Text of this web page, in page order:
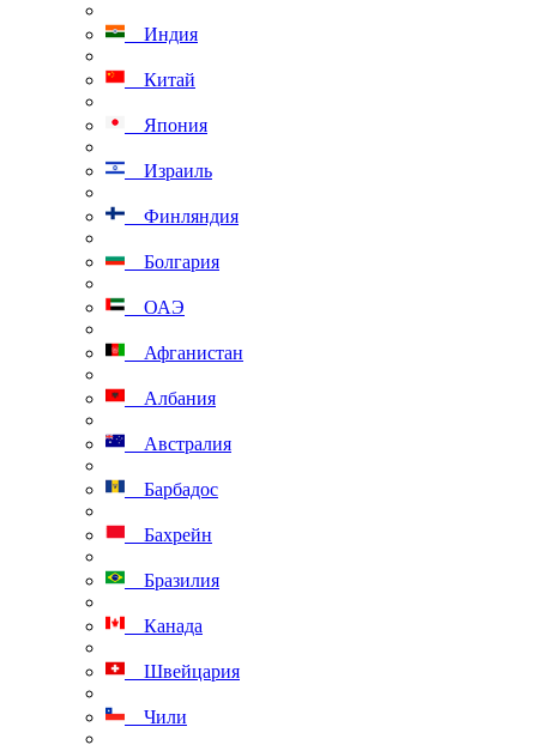
Индия
Китай
Япония
Израиль
Финляндия
Болгария
ОАЭ
Афганистан
Албания
Австралия
Барбадос
Бахрейн
Бразилия
Канада
Швейцария
Чили